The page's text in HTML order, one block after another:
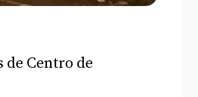
de Centro de